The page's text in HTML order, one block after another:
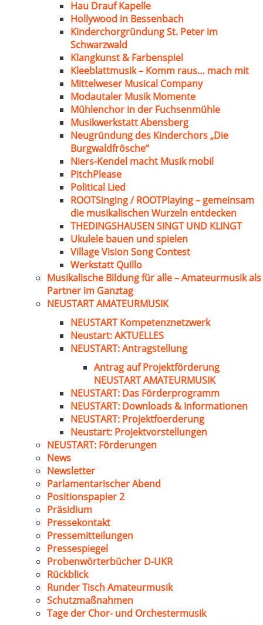
Hau Drauf Kapelle
Hollywood in Bessenbach
Kinderchorgründung St. Peter im
Schwarzwald
Klangkunst & Farbenspiel
Kleeblattmusik – Komm raus… mach mit
Mittelweser Musical Company
Modautaler Musik Momente
Mühlenchor in der Fuchsenmühle
Musikwerkstatt Abensberg
Neugründung des Kinderchors „Die
Burgwaldfrösche“
Niers-Kendel macht Musik mobil
PitchPlease
Political Lied
ROOTSinging / ROOTPlaying – gemeinsam
die musikalischen Wurzeln entdecken
THEDINGSHAUSEN SINGT UND KLINGT
Ukulele bauen und spielen
Village Vision Song Contest
Werkstatt Quillo
Musikalische Bildung für alle – Amateurmusik als
Partner im Ganztag
NEUSTART AMATEURMUSIK
NEUSTART Kompetenznetzwerk
Neustart: AKTUELLES
NEUSTART: Antragstellung
Antrag auf Projektförderung
NEUSTART AMATEURMUSIK
NEUSTART: Das Förderprogramm
NEUSTART: Downloads & Informationen
NEUSTART: Projektfoerderung
Neustart: Projektvorstellungen
NEUSTART: Förderungen
News
Newsletter
Parlamentarischer Abend
Positionspapier 2
Präsidium
Pressekontakt
Pressemitteilungen
Pressespiegel
Probenwörterbücher D-UKR
Rückblick
Runder Tisch Amateurmusik
Schutzmaßnahmen
Tage der Chor- und Orchestermusik